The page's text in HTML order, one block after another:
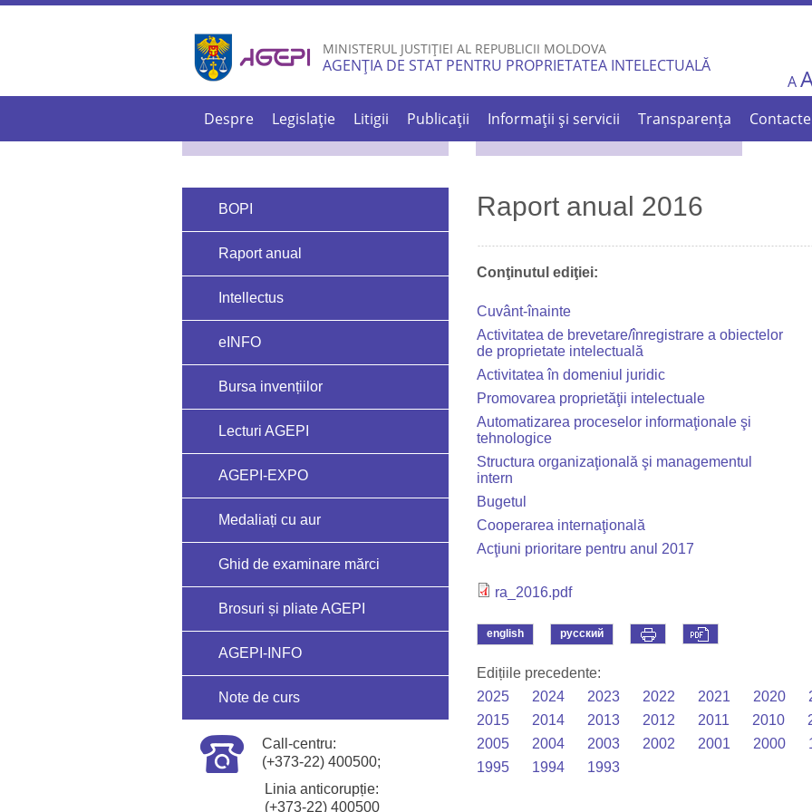
Skip to
content
MINISTERUL JUSTIȚIEI AL REPUBLICII MOLDOVA
AGENȚIA DE STAT PENTRU PROPRIETATEA INTELECTUALĂ
A
Despre Legislație Litigii Publicații Informații și servicii Transparența Contacte
BOPI
Raport anual
Intellectus
eINFO
Bursa invențiilor
Lecturi AGEPI
AGEPI-EXPO
Medaliați cu aur
Ghid de examinare mărci
Brosuri și pliate AGEPI
AGEPI-INFO
Note de curs
Call-centru:
(+373-22) 400500;
Linia anticorupție:
(+373-22) 400500
Raport anual 2016
Conţinutul ediţiei:
Cuvânt-înainte
Activitatea de brevetare/înregistrare a obiectelor
de proprietate intelectuală
Activitatea în domeniul juridic
Promovarea proprietăţii intelectuale
Automatizarea proceselor informaţionale şi
tehnologice
Structura organizaţională şi managementul
intern
Bugetul
Cooperarea internaţională
Acţiuni prioritare pentru anul 2017
ra_2016.pdf
english русский
Edițiile precedente:
2025
2024 2023 2022 2021 2020
2015
2014 2013 2012 2011 2010
2005
2004 2003 2002 2001 2000
1995
1994 1993